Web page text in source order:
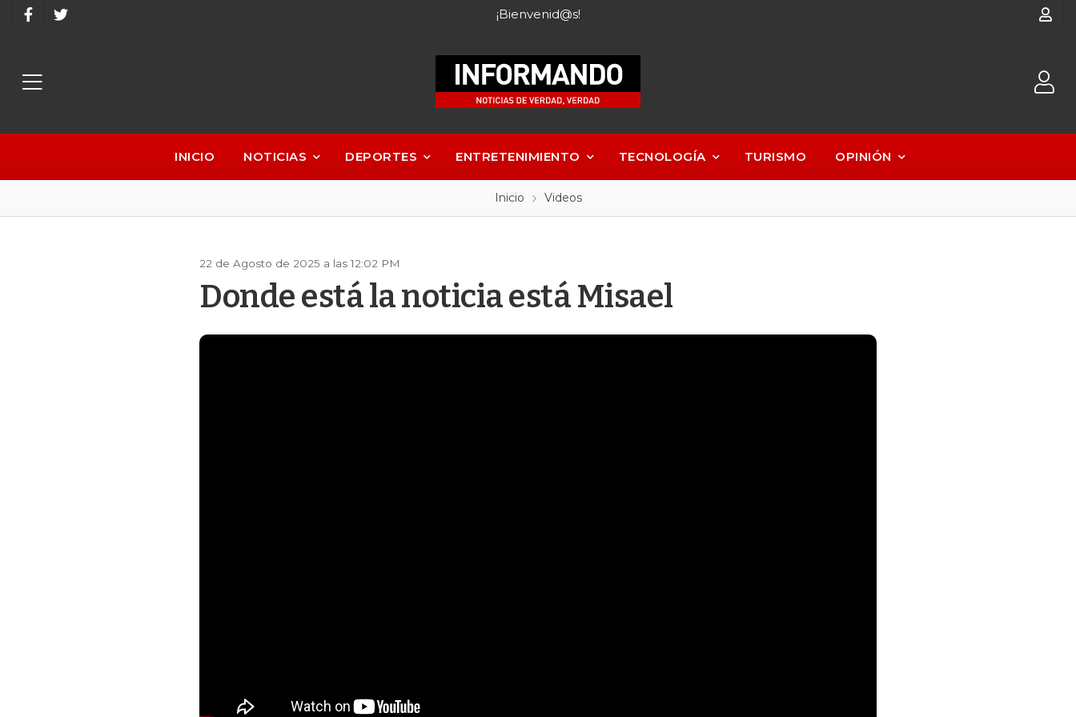
¡Bienvenid@s!
INICIO NOTICIAS DEPORTES ENTRETENIMIENTO TECNOLOGÍA TURISMO OPINIÓN
Inicio Videos
22 de Agosto de 2025 a las 12:02 PM
Donde está la noticia está Misael